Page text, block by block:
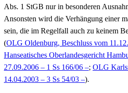
Abs. 1 StGB nur in besonderen
Ansonsten wird die Verhängung einer
sein, die im Regelfall auch zu keinem
(OLG Oldenburg, Beschluss vom
Hanseatisches Oberlandesgericht
27.09.2006 – 1 Ss 166/06 –; OLG
14.04.2003 – 3 Ss 54/03 –).